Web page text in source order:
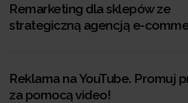
Remarketing dla sklepów ze
strategiczną agencją e-
Reklama na YouTube. Promuj
za pomocą video!